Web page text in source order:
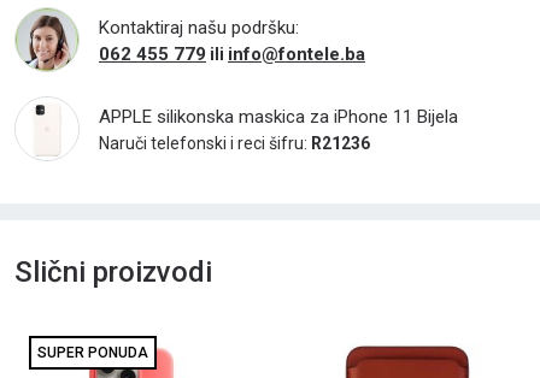
Kontaktiraj našu podršku:
062 455 779 ili info@fontele.ba
APPLE silikonska maskica za iPhone 11 Bijela
Naruči telefonski i reci šifru: R21236
Slični proizvodi
SUPER PONUDA